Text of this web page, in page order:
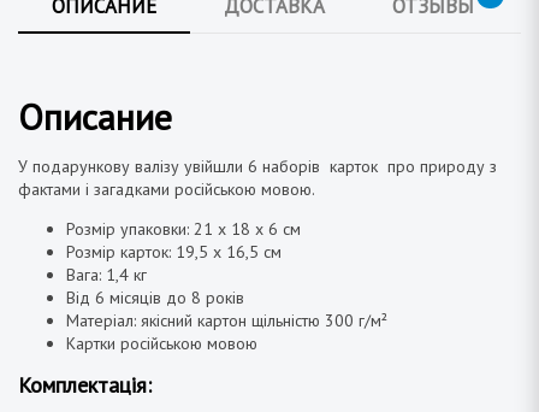
ОПИСАНИЕ ДОСТАВКА ОТЗЫВЫ
Описание
У подарункову валізу увійшли 6 наборів карток про природу з
фактами і загадками російською мовою.
Розмір упаковки: 21 х 18 х 6 см
Розмір карток: 19,5 х 16,5 см
Вага: 1,4 кг
Від 6 місяців до 8 років
Матеріал: якісний картон щільністю 300 г/м²
Картки російською мовою
Комплектація: